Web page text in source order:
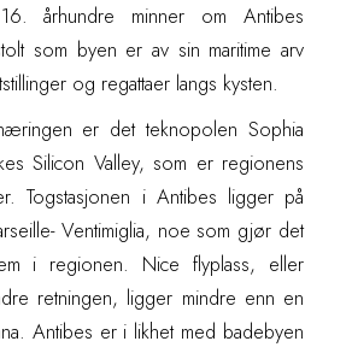
århundre minner om Antibes
som byen er av sin maritime arv
og regattaer langs kysten.
er det teknopolen Sophia
Silicon Valley, som er regionens
Togstasjonen i Antibes ligger på
Ventimiglia, noe som gjør det
i regionen. Nice flyplass, eller
retningen, ligger mindre enn en
Antibes er i likhet med badebyen